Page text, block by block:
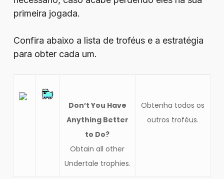
primeira jogada.
Confira abaixo a lista de troféus e a estratégia
para obter cada um.
Don’t You Have
Anything Better
to Do?
Obtain all other
Undertale trophies.
Obtenha todos os
outros troféus.